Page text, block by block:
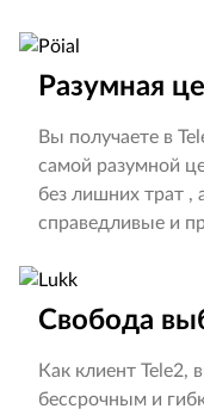
Разумная
Вы получаете в
самой разумной
без лишних трат ,
справедливые и
Свобода
Как клиент
бессрочным и